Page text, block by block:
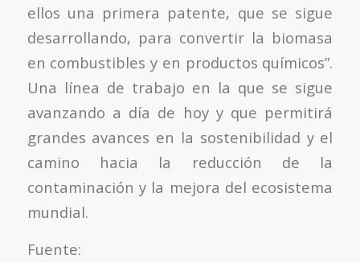
ellos una primera patente, que se sigue
desarrollando, para convertir la biomasa
en combustibles y en productos químicos”.
Una línea de trabajo en la que se sigue
avanzando a día de hoy y que permitirá
grandes avances en la sostenibilidad y el
camino hacia la reducción de la
contaminación y la mejora del ecosistema
mundial.
Fuente: